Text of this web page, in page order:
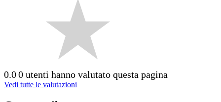
0.00 utenti hanno valutato questa pagina
Vedi tutte le valutazioni